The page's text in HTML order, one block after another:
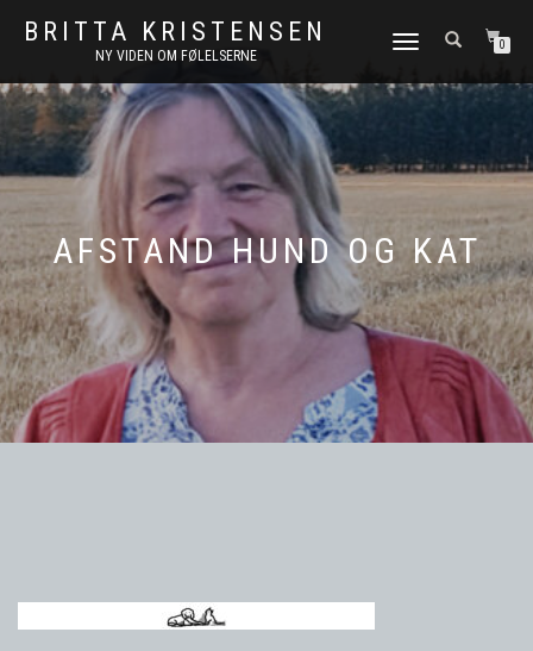
BRITTA KRISTENSEN
NY VIDEN OM FØLELSERNE
FLIP
0
AFSTAND HUND OG KAT